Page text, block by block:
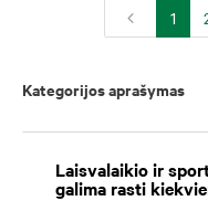
1
Kategorijos aprašymas
Laisvalaikio ir
galima rasti